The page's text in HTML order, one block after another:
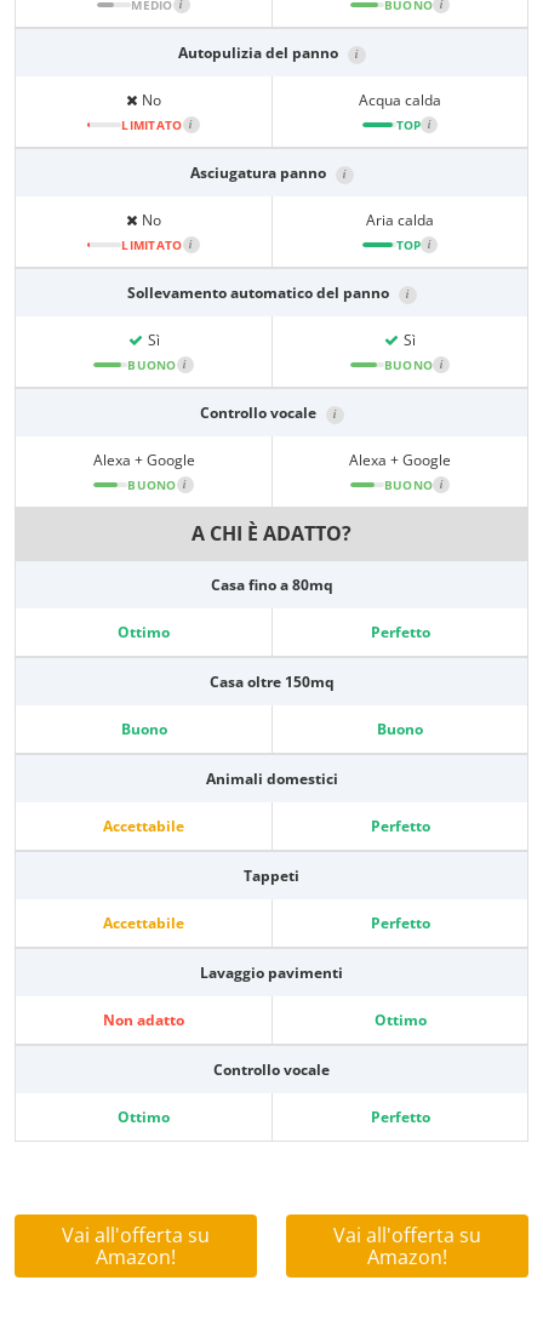
MEDIO i BUONO i
Autopulizia del panno i
No
LIMITATO i
Acqua calda
TOP i
Asciugatura panno i
No
LIMITATO i
Aria calda
TOP i
Sollevamento automatico del panno i
Sì
BUONO i
Sì
BUONO i
Controllo vocale i
Alexa + Google
BUONO i
Alexa + Google
BUONO i
A CHI È ADATTO?
Casa fino a 80mq
Ottimo Perfetto
Casa oltre 150mq
Buono Buono
Animali domestici
Accettabile Perfetto
Tappeti
Accettabile Perfetto
Lavaggio pavimenti
Non adatto Ottimo
Controllo vocale
Ottimo Perfetto
Vai all'offerta su
Amazon!
Vai all'offerta su
Amazon!